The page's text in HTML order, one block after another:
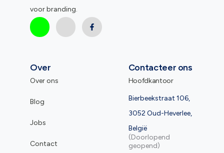
voor branding.
Over
Over ons
Blog
Jobs
Contact
Contacteer ons
Hoofdkantoor
Bierbeekstraat 106,
3052 Oud-Heverlee,
België
(Doorlopend
geopend)